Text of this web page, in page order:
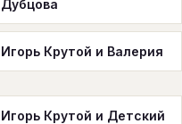
Дубцова
Игорь Крутой и Валерия
Игорь Крутой и Детский